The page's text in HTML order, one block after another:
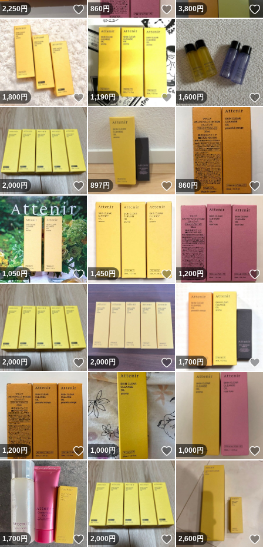
2,250円 いいね！
860円 いいね！
3,800円
1,800円 いいね！
1,190円 いいね！
1,600円
2,000円 いいね！
897円 いいね！
860円
1,050円 いいね！
1,450円 いいね！
1,200円
2,000円 いいね！
2,000円 いいね！
1,700円
1,200円 いいね！
1,000円 いいね！
1,000円
1,700円 いいね！
2,000円 いいね！
2,600円